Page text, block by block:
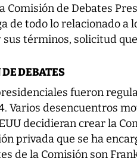
Comisión de Debates
de todo lo relacionado a
términos, solicitud
DEBATES
fueron
Varios desencuentros
decidieran crear la
privada que se ha
de la Comisión son